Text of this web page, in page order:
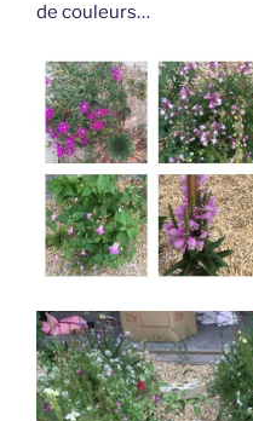
de couleurs…